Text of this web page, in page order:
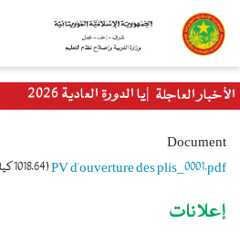
تجاوز
إلى
المحتوى
الرئيسي
الأخبار العاجلة
الباكلوريا الدورة العادية 2026
إعلانات
Document
PV d'ouverture des plis_0001.pdf(1018.64 كيلوبايت)